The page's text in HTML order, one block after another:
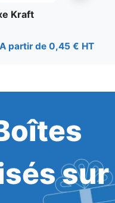
Kraft
A partir de 0,45 € HT
sur